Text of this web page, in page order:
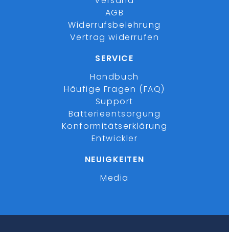
AGB
Widerrufsbelehrung
Vertrag widerrufen
SERVICE
Handbuch
Häufige Fragen (FAQ)
Support
Batterieentsorgung
Konformitätserklärung
Entwickler
NEUIGKEITEN
Media